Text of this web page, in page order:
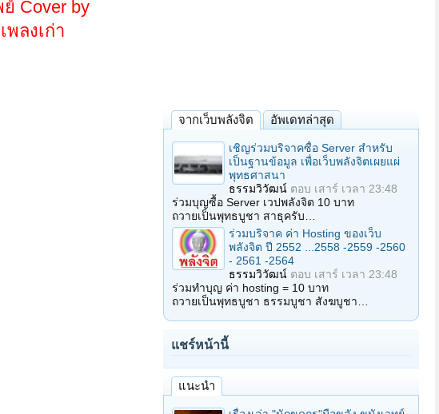
Cover by
ลงเก่า
จากเว็บพลังจิต อัพเดทล่าสุด
เชิญร่วมบริจาคซื้อ Server สำหรับ
เป็นฐานข้อมูล เพื่อเว็บพลังจิตเผยแผ่
พุทธศาสนา
ธรรมวิวัฒน์ ตอบ เสาร์ เวลา 23:48
ร่วมบุญซื้อ Server เวปพลังจิต 10 บาท
ถวายเป็นพุทธบูชา สาธุครับ…
ร่วมบริจาค ค่า Hosting ของเว็บ
พลังจิต ปี 2552 ...2558 -2559 -2560
- 2561 -2564
ธรรมวิวัฒน์ ตอบ เสาร์ เวลา 23:48
ร่วมทำบุญ ค่า hosting = 10 บาท
ถวายเป็นพุทธบูชา ธรรมบูชา สังฆบูชา…
แชร์หน้านี้
แนะนำ